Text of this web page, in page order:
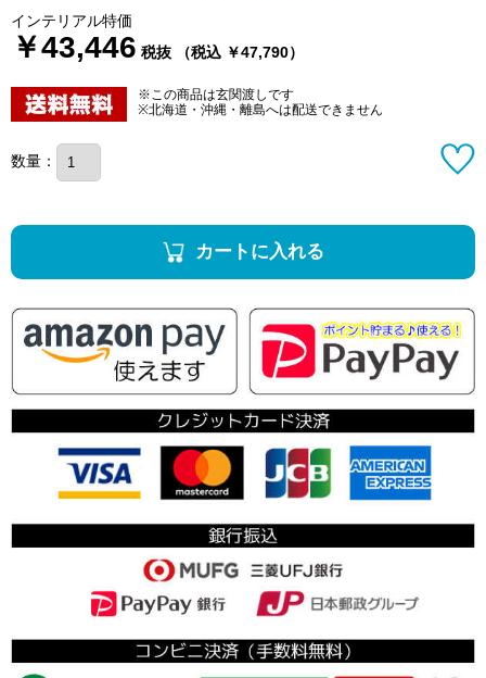
インテリアル特価
￥43,446 税抜 （税込 ￥47,790）
※この商品は玄関渡しです
※北海道・沖縄・離島へは配送できません
数量：
カートに入れる